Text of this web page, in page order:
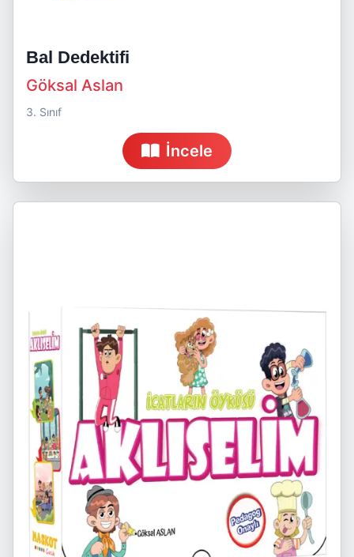
Bal Dedektifi
Göksal Aslan
3. Sınıf
İncele